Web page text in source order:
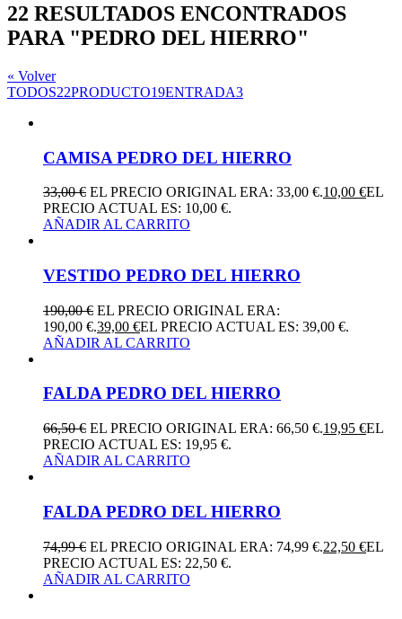
22 RESULTADOS ENCONTRADOS
PARA "PEDRO DEL HIERRO"
« Volver
TODOS22PRODUCTO19ENTRADA3
CAMISA PEDRO DEL HIERRO
33,00€ EL PRECIO ORIGINAL ERA: 33,00 €.10,00 €EL
PRECIO ACTUAL ES: 10,00 €.
AÑADIR AL CARRITO
VESTIDO PEDRO DEL HIERRO
190,00€ EL PRECIO ORIGINAL ERA:
190,00 €.39,00 €EL PRECIO ACTUAL ES: 39,00 €.
AÑADIR AL CARRITO
FALDA PEDRO DEL HIERRO
66,50€ EL PRECIO ORIGINAL ERA: 66,50 €.19,95 €EL
PRECIO ACTUAL ES: 19,95 €.
AÑADIR AL CARRITO
FALDA PEDRO DEL HIERRO
74,99€ EL PRECIO ORIGINAL ERA: 74,99 €.22,50 €EL
PRECIO ACTUAL ES: 22,50 €.
AÑADIR AL CARRITO